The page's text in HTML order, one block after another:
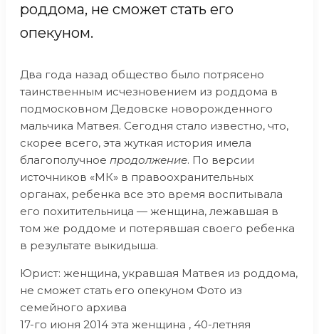
роддома, не сможет стать его
опекуном.
Два года назад общество было потрясено
таинственным исчезновением из роддома в
подмосковном Дедовске новорожденного
мальчика Матвея. Сегодня стало известно, что,
скорее всего, эта жуткая история имела
благополучное продолжение. По версии
источников «МК» в правоохранительных
органах, ребенка все это время воспитывала
его похитительница — женщина, лежавшая в
том же роддоме и потерявшая своего ребенка
в результате выкидыша.
Юрист: женщина, укравшая Матвея из роддома,
не сможет стать его опекуном Фото из
семейного архива
17-го июня 2014 эта женщина , 40-летняя